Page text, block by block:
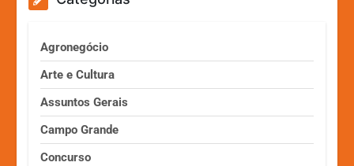
Agronegócio
Arte e Cultura
Assuntos Gerais
Campo Grande
Concurso